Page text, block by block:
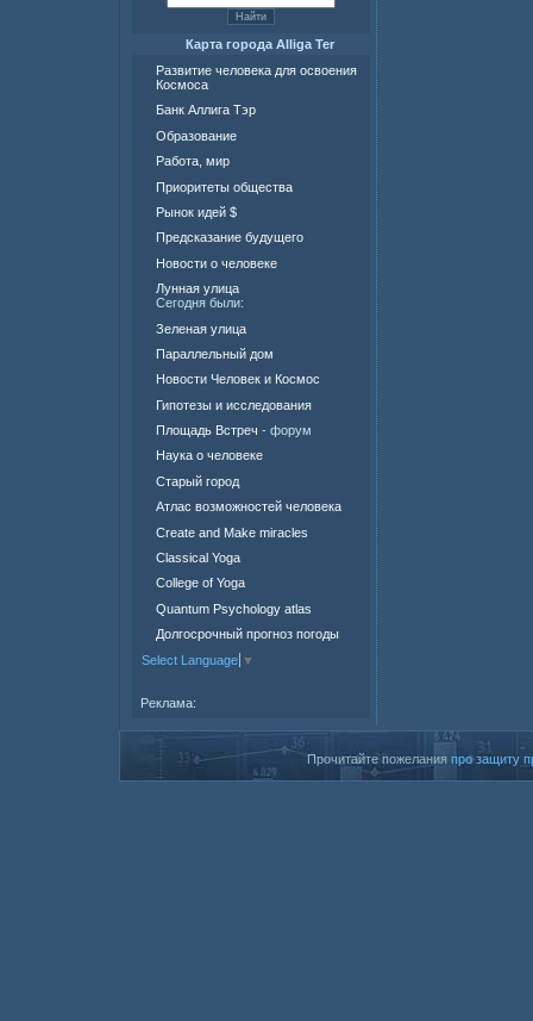
Карта города Alliga Ter
Развитие человека для освоения
Космоса
Банк Аллига Тэр
Образование
Работа, мир
Приоритеты общества
Рынок идей $
Предсказание будущего
Новости о человеке
Лунная улица
Сегодня были:
Зеленая улица
Параллельный дом
Новости Человек и Космос
Гипотезы и исследования
Площадь Встреч - форум
Наука о человеке
Старый город
Атлас возможностей человека
Create and Make miracles
Classical Yoga
College of Yoga
Quantum Psychology atlas
Долгосрочный прогноз погоды
Select Language ▼
Реклама:
Прочитайте пожелания про защиту